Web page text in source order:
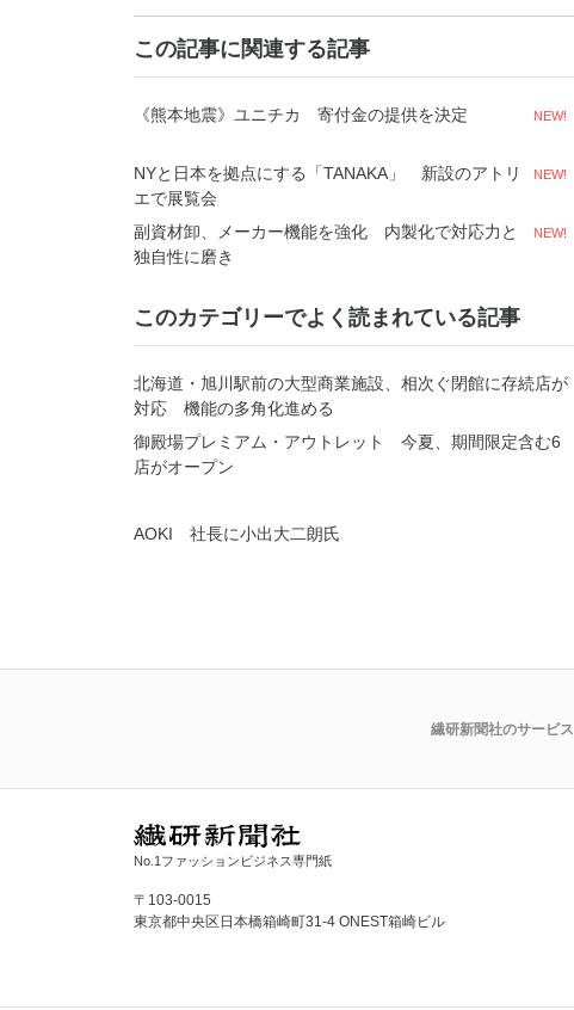
この記事に関連する記事
《熊本地震》ユニチカ 寄付金の提供を決定 NEW!
NYと日本を拠点にする「TANAKA」 新設のアトリ
エで展覧会
NEW!
副資材卸、メーカー機能を強化 内製化で対応力と
独自性に磨き
NEW!
このカテゴリーでよく読まれている記事
北海道・旭川駅前の大型商業施設、相次ぐ閉館に存続店が
対応 機能の多角化進める
御殿場プレミアム・アウトレット 今夏、期間限定含む6
店がオープン
AOKI 社長に小出大二朗氏
繊研新聞社のサービス
No.1ファッションビジネス専門紙
〒103-0015
東京都中央区日本橋箱崎町31-4 ONEST箱崎ビル